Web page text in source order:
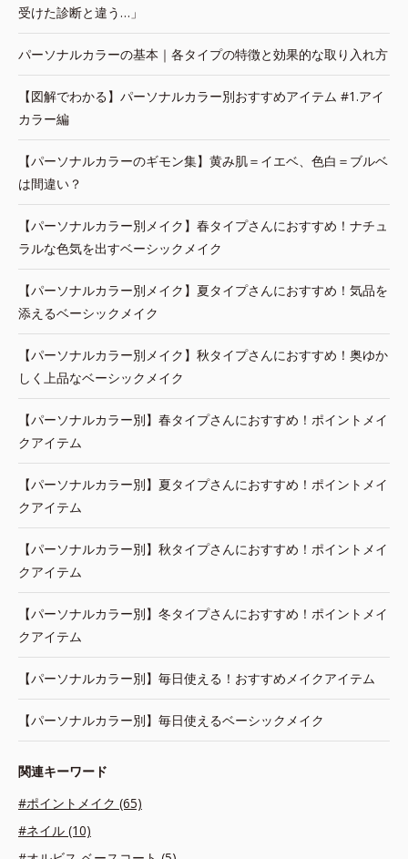
受けた診断と違う…」
パーソナルカラーの基本｜各タイプの特徴と効果的な取り入れ方
【図解でわかる】パーソナルカラー別おすすめアイテム #1.アイ
カラー編
【パーソナルカラーのギモン集】黄み肌＝イエベ、色白＝ブルベ
は間違い？
【パーソナルカラー別メイク】春タイプさんにおすすめ！ナチュ
ラルな色気を出すベーシックメイク
【パーソナルカラー別メイク】夏タイプさんにおすすめ！気品を
添えるベーシックメイク
【パーソナルカラー別メイク】秋タイプさんにおすすめ！奥ゆか
しく上品なベーシックメイク
【パーソナルカラー別】春タイプさんにおすすめ！ポイントメイ
クアイテム
【パーソナルカラー別】夏タイプさんにおすすめ！ポイントメイ
クアイテム
【パーソナルカラー別】秋タイプさんにおすすめ！ポイントメイ
クアイテム
【パーソナルカラー別】冬タイプさんにおすすめ！ポイントメイ
クアイテム
【パーソナルカラー別】毎日使える！おすすめメイクアイテム
【パーソナルカラー別】毎日使えるベーシックメイク
関連キーワード
#ポイントメイク (65)
#ネイル (10)